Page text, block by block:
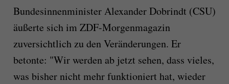
Bundesinnenminister Alexander Dobrindt (CSU)
äußerte sich im ZDF-Morgenmagazin
zuversichtlich zu den Veränderungen. Er
betonte: "Wir werden ab jetzt sehen, dass vieles,
was bisher nicht mehr funktioniert hat, wieder